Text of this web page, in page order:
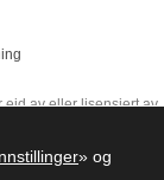
eid av eller lisensiert av
» og